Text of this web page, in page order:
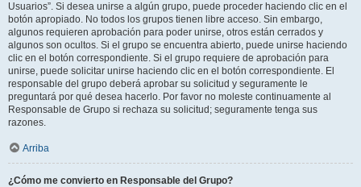
Usuarios”. Si desea unirse a algún grupo, puede proceder haciendo clic en el
botón apropiado. No todos los grupos tienen libre acceso. Sin embargo,
algunos requieren aprobación para poder unirse, otros están cerrados y
algunos son ocultos. Si el grupo se encuentra abierto, puede unirse haciendo
clic en el botón correspondiente. Si el grupo requiere de aprobación para
unirse, puede solicitar unirse haciendo clic en el botón correspondiente. El
responsable del grupo deberá aprobar su solicitud y seguramente le
preguntará por qué desea hacerlo. Por favor no moleste continuamente al
Responsable de Grupo si rechaza su solicitud; seguramente tenga sus
razones.
Arriba
¿Cómo me convierto en Responsable del Grupo?